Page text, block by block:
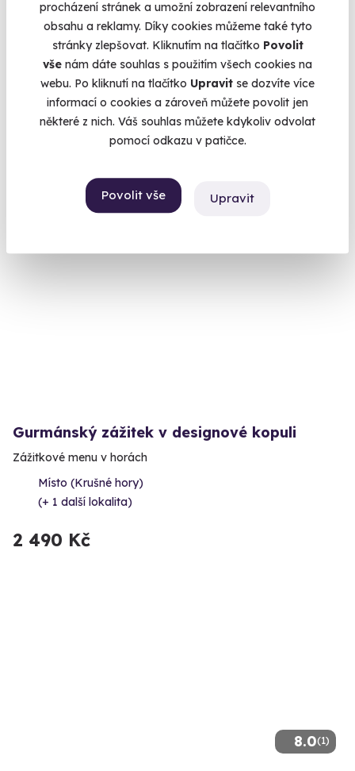
procházení stránek a umožní zobrazení relevantního
obsahu a reklamy. Díky cookies můžeme také tyto
stránky zlepšovat. Kliknutím na tlačítko Povolit
vše nám dáte souhlas s použitím všech cookies na
webu. Po kliknutí na tlačítko Upravit se dozvíte více
informací o cookies a zároveň můžete povolit jen
některé z nich. Váš souhlas můžete kdykoliv odvolat
pomocí odkazu v patičce.
Povolit vše Upravit
9.7
Jízda na okreskách v 6 generacích Porsche
Nadčasový zážitek ve sporťáku!
1 950 Kč
Gurmánský zážitek v designové kopuli
Zážitkové menu v horách
Místo (Krušné hory)
(+ 1 další lokalita)
2 490 Kč
8.0(1)